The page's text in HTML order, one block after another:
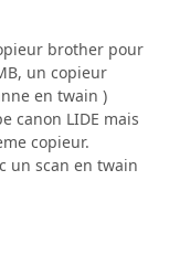
brother pour
un copieur
en twain )
canon LIDE mais
copieur.
un scan en twain